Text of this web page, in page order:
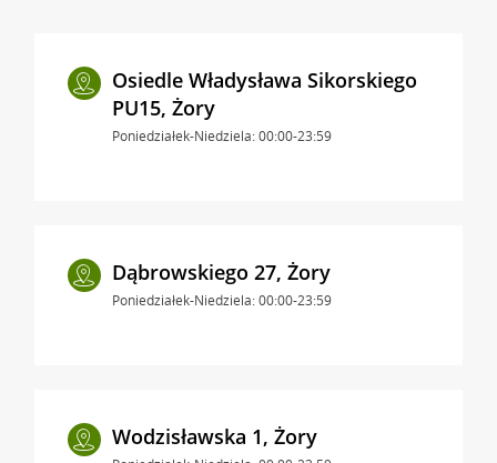
Osiedle Władysława Sikorskiego
PU15, Żory
Poniedziałek-Niedziela: 00:00-23:59
Dąbrowskiego 27, Żory
Poniedziałek-Niedziela: 00:00-23:59
Wodzisławska 1, Żory